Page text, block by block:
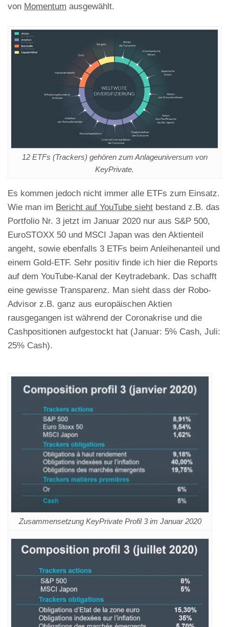
von Momentum ausgewählt.
12 ETFs (Trackers) gehören zum Anlageuniversum von
KeyPrivate.
Es kommen jedoch nicht immer alle ETFs zum Einsatz.
Wie man im Bericht auf YouTube sieht bestand z.B. das
Portfolio Nr. 3 jetzt im Januar 2020 nur aus S&P 500,
EuroSTOXX 50 und MSCI Japan was den Aktienteil
angeht, sowie ebenfalls 3 ETFs beim Anleihenanteil und
einem Gold-ETF. Sehr positiv finde ich hier die Reports
auf dem YouTube-Kanal der Keytradebank. Das schafft
eine gewisse Transparenz. Man sieht dass der Robo-
Advisor z.B. ganz aus europäischen Aktien
rausgegangen ist während der Coronakrise und die
Cashpositionen aufgestockt hat (Januar: 5% Cash, Juli:
25% Cash).
Zusammensetzung KeyPrivate Profil 3 im Januar 2020